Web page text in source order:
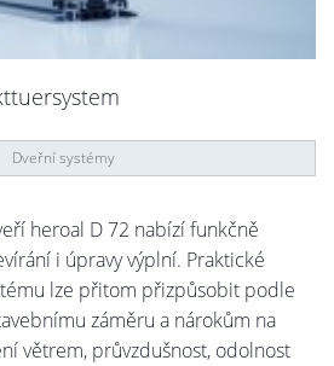
Dveřní systémy
heroal D 72 nabízí funkčně
i úpravy výplní. Praktické
lze přitom přizpůsobit podle
záměru a nárokům na
větrem, průvzdušnost, odolnost